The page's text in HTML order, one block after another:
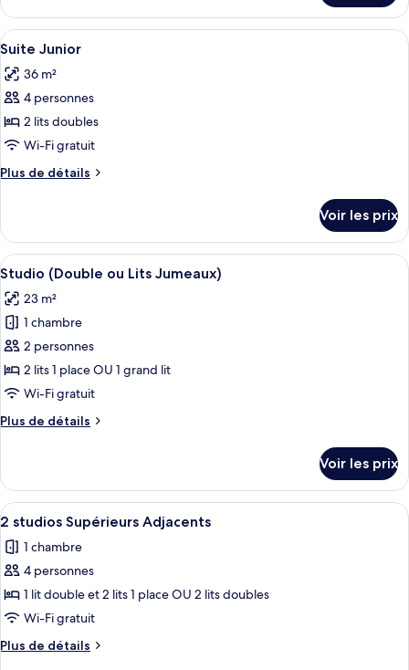
lit
double
le
type
de
Studio,
double
Afficher
toutes
les
photos
pour
ce
type
de
Suite
Junior
Une chambre d’hôtel moderne
11
Suite Junior
36 m²
4 personnes
2 lits doubles
Wi-Fi gratuit
Plus de détails
Plus
le
type
de
chambre
Suite
Junior
Voir les prix
Afficher
toutes
les
photos
pour
ce
type
chambre :
ou
Lits
Jumeaux)
Une chambre d’hôtel compacte
11
Studio (Double ou Lits Jumeaux)
23 m²
1 chambre
2 personnes
2 lits 1 place OU 1 grand lit
Wi-Fi gratuit
Plus de détails
Plus
le
type
de
Studio
(Double
Lits
Jumeaux)
Voir les prix
Afficher
toutes
les
photos
pour
ce
type
de
Bureau, rideaux occultants, fer et
7
2 studios Supérieurs Adjacents
1 chambre
4 personnes
1 lit double et 2 lits 1 place OU 2 lits doubles
Wi-Fi gratuit
Plus de détails
Plus